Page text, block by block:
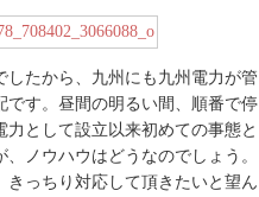
したから、九州にも九州電力が管
す。昼間の明るい間、順番で停
として設立以来初めての事態と
ノウハウはどうなのでしょう。
っちり対応して頂きたいと望ん